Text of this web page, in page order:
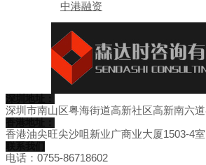
中港融资
深圳市南山区粤海街道高新社区高新南六
香港油尖旺尖沙咀新业广商业大厦1503-4室
电话：0755-86718602